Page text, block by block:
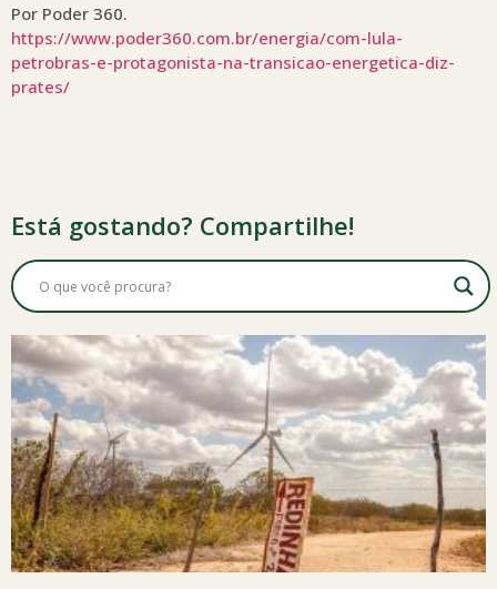
Por Poder 360.
https://www.poder360.com.br/energia/com-lula-
petrobras-e-protagonista-na-transicao-energetica-diz-
prates/
Está gostando? Compartilhe!